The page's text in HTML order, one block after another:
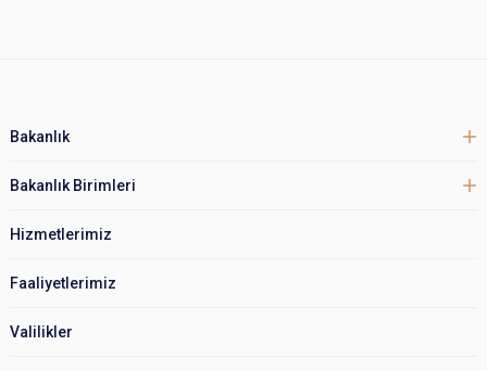
Bakanlık
Bakanlık Birimleri
Hizmetlerimiz
Faaliyetlerimiz
Valilikler